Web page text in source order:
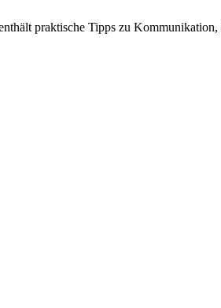
praktische Tipps zu Kommunikation,